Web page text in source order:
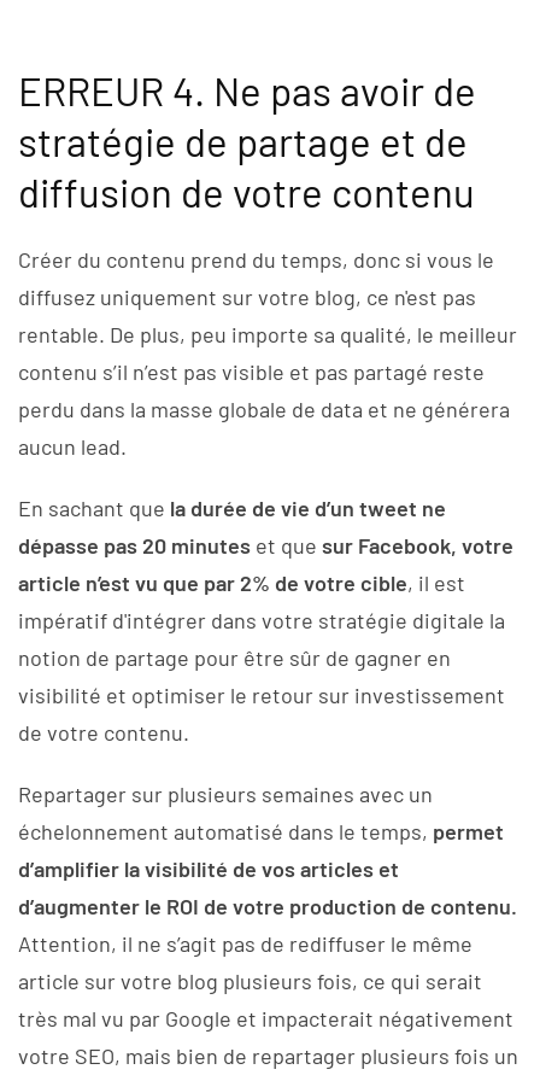
ERREUR 4. Ne pas avoir de
stratégie de partage et de
diffusion de votre contenu
Créer du contenu prend du temps, donc si vous le
diffusez uniquement sur votre blog, ce n'est pas
rentable. De plus, peu importe sa qualité, le meilleur
contenu s’il n’est pas visible et pas partagé reste
perdu dans la masse globale de data et ne générera
aucun lead.
En sachant que la durée de vie d’un tweet ne
dépasse pas 20 minutes et que sur Facebook, votre
article n’est vu que par 2% de votre cible, il est
impératif d'intégrer dans votre stratégie digitale la
notion de partage pour être sûr de gagner en
visibilité et optimiser le retour sur investissement
de votre contenu.
Repartager sur plusieurs semaines avec un
échelonnement automatisé dans le temps, permet
d’amplifier la visibilité de vos articles et
d’augmenter le ROI de votre production de contenu.
Attention, il ne s’agit pas de rediffuser le même
article sur votre blog plusieurs fois, ce qui serait
très mal vu par Google et impacterait négativement
votre SEO, mais bien de repartager plusieurs fois un